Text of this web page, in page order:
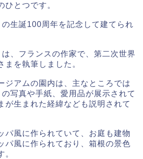
ひとつです。
生誕100周年を記念して建てられ
、フランスの作家で、第二次世界
まを執筆しました。
ジアムの園内は、主なところでは
写真や手紙、愛用品が展示されて
が生まれた経緯なども説明されて
パ風に作られていて、お庭も建物
パ風に作られており、箱根の景色
。